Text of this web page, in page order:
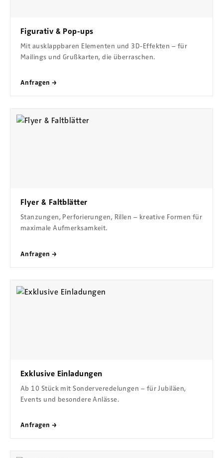
Figurativ & Pop-ups
Mit ausklappbaren Elementen und 3D-Effekten – für
Mailings und Grußkarten, die überraschen.
Anfragen →
Flyer & Faltblätter
Stanzungen, Perforierungen, Rillen – kreative Formen für
maximale Aufmerksamkeit.
Anfragen →
Exklusive Einladungen
Ab 10 Stück mit Sonderveredelungen – für Jubiläen,
Events und besondere Anlässe.
Anfragen →